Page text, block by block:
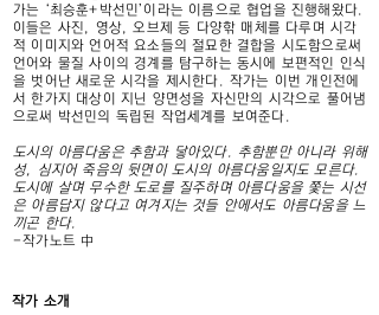
가는 ‘최승훈+박선민’이라는 이름으로 협업을 진행해왔다.
이들은 사진, 영상, 오브제 등 다양핚 매체를 다루며 시각
적 이미지와 언어적 요소들의 절묘한 결합을 시도함으로써
언어와 물질 사이의 경계를 탐구하는 동시에 보편적인 인식
을 벗어난 새로운 시각을 제시한다. 작가는 이번 개인전에
서 한가지 대상이 지닌 양면성을 자신만의 시각으로 풀어냄
으로써 박선민의 독립된 작업세계를 보여준다.
도시의 아름다움은 추함과 닿아있다. 추함뿐만 아니라 위해
성, 심지어 죽음의 뒷면이 도시의 아름다움일지도 모른다.
도시에 살며 무수한 도로를 질주하며 아름다움을 쫓는 시선
은 아름답지 않다고 여겨지는 것들 안에서도 아름다움을 느
끼곤 한다.
-작가노트 中
작가 소개